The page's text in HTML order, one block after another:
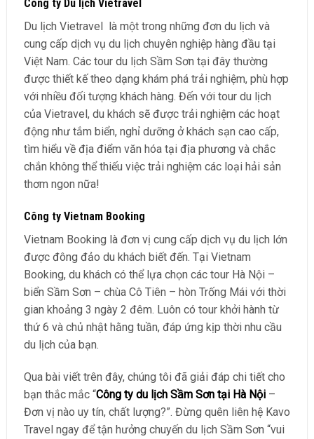
Công ty Du lịch Vietravel
Du lịch Vietravel là một trong những đơn du lịch và
cung cấp dịch vụ du lịch chuyên nghiệp hàng đầu tại
Việt Nam. Các tour du lịch Sầm Sơn tại đây thường
được thiết kế theo dạng khám phá trải nghiệm, phù hợp
với nhiều đối tượng khách hàng. Đến với tour du lịch
của Vietravel, du khách sẽ được trải nghiệm các hoạt
động như tắm biển, nghỉ dưỡng ở khách sạn cao cấp,
tìm hiểu về địa điểm văn hóa tại địa phương và chắc
chắn không thể thiếu việc trải nghiệm các loại hải sản
thơm ngon nữa!
Công ty Vietnam Booking
Vietnam Booking là đơn vị cung cấp dịch vụ du lịch lớn
được đông đảo du khách biết đến. Tại Vietnam
Booking, du khách có thể lựa chọn các tour Hà Nội –
biển Sầm Sơn – chùa Cô Tiên – hòn Trống Mái với thời
gian khoảng 3 ngày 2 đêm. Luôn có tour khởi hành từ
thứ 6 và chủ nhật hằng tuần, đáp ứng kịp thời nhu cầu
du lịch của bạn.
Qua bài viết trên đây, chúng tôi đã giải đáp chi tiết cho
bạn thắc mắc “Công ty du lịch Sầm Sơn tại Hà Nội–
Đơn vị nào uy tín, chất lượng?”. Đừng quên liên hệ Kavo
Travel ngay để tận hưởng chuyến du lịch Sầm Sơn “vui